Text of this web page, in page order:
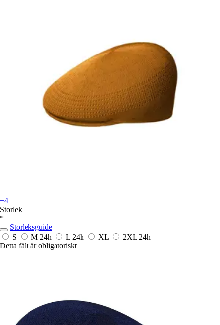
+4
Storlek
*
Storleksguide
S
M 24h L 24h XL 2XL 24h
Detta fält är obligatoriskt